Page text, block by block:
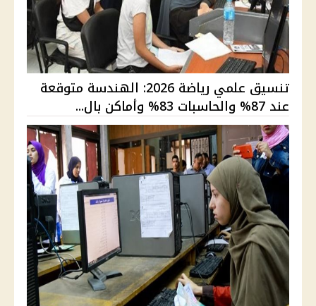
تنسيق علمي رياضة 2026: الهندسة متوقعة
عند 87% والحاسبات 83% وأماكن بال...